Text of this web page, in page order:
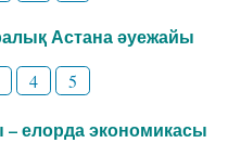
Астана әуежайы
4 5
– елорда экономикасы